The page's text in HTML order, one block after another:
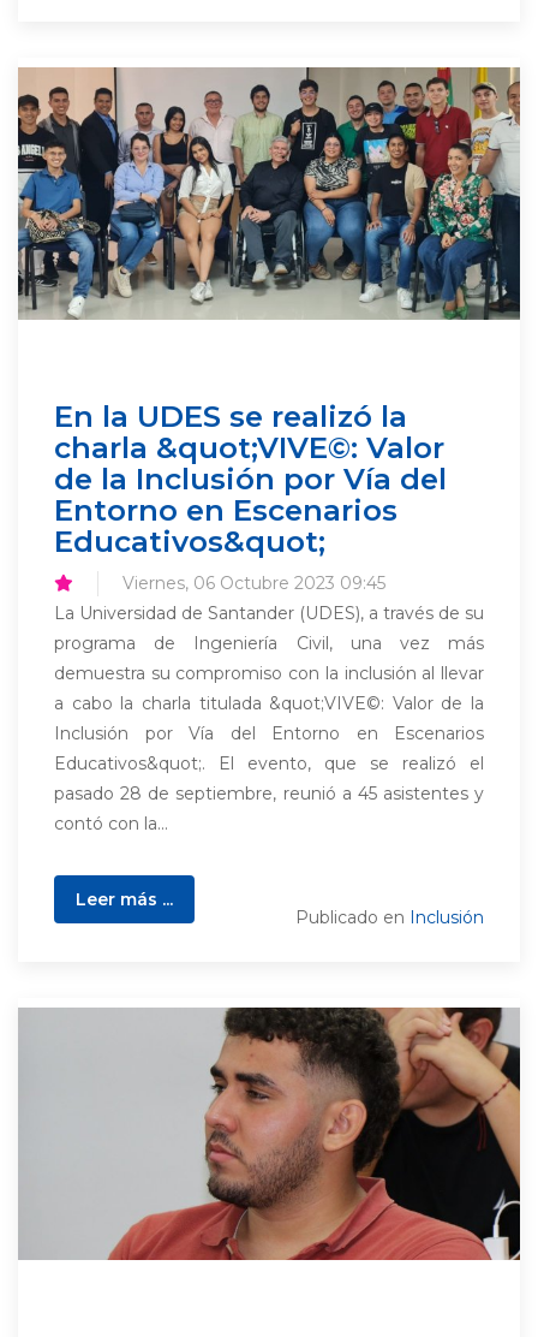
En la UDES se realizó la
charla &quot;VIVE©: Valor
de la Inclusión por Vía del
Entorno en Escenarios
Educativos&quot;
Viernes, 06 Octubre 2023 09:45
La Universidad de Santander (UDES), a través de su
programa de Ingeniería Civil, una vez más
demuestra su compromiso con la inclusión al llevar
a cabo la charla titulada &quot;VIVE©: Valor de la
Inclusión por Vía del Entorno en Escenarios
Educativos&quot;. El evento, que se realizó el
pasado 28 de septiembre, reunió a 45 asistentes y
contó con la...
Leer más ...
Publicado en Inclusión